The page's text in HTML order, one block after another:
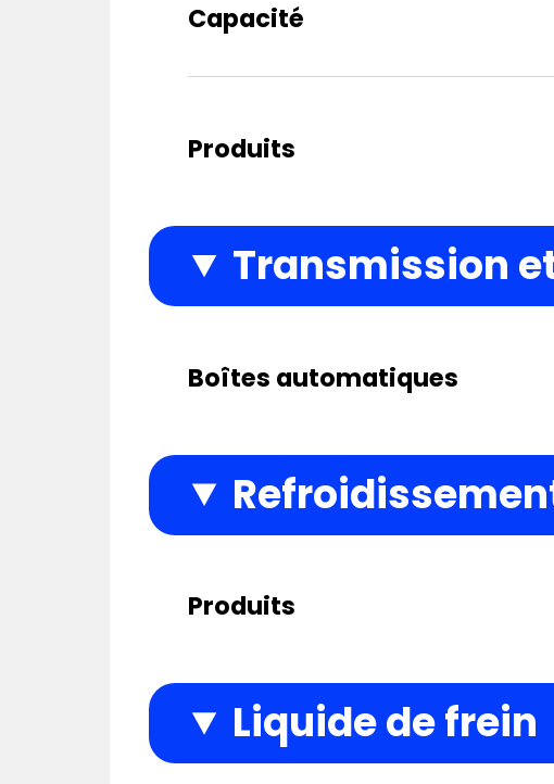
Capacité
Produits
Transmission
Boîtes automatiques
Produits
Liquide de frein